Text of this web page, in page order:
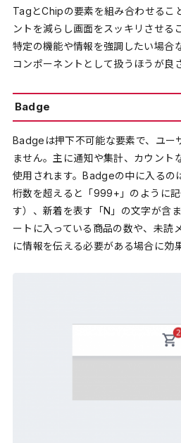
TagとChipの要素を組み合わせるこ
ントを減らし画面をスッキリさせる
特定の機能や情報を強調したい場合
コンポーネントとして扱うほうが良
Badge
Badgeは押下不可能な要素で、ユー
ません。主に通知や集計、カウント
使用されます。Badgeの中に入るの
桁数を超えると「999+」のように
す）、新着を表す「N」の文字が含
ートに入っている商品の数や、未読
に情報を伝える必要がある場合に効